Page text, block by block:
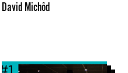
David Michôd
Muzeum